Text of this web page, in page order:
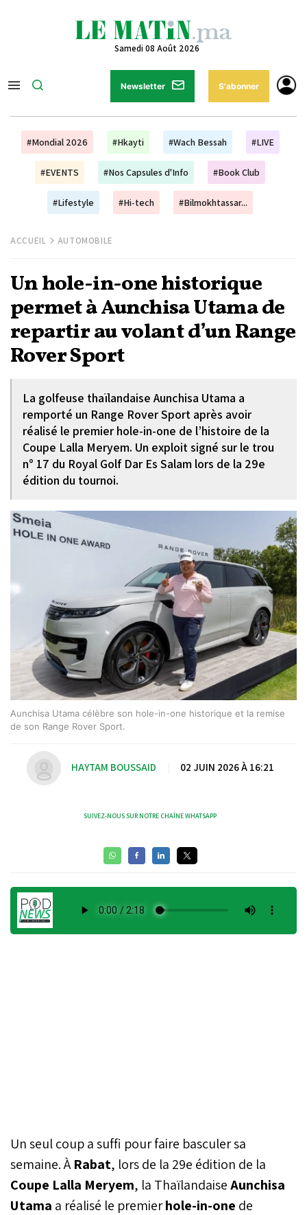
Samedi 08 Août 2026
Newsletter S'abonner
#Mondial 2026 #Hkayti #Wach Bessah #LIVE
#EVENTS #Nos Capsules d'Info #Book Club
#Lifestyle #Hi-tech #Bilmokhtassar...
ACCUEIL AUTOMOBILE
Un hole-in-one historique
permet à Aunchisa Utama de
repartir au volant d’un Range
Rover Sport
La golfeuse thaïlandaise Aunchisa Utama a
remporté un Range Rover Sport après avoir
réalisé le premier hole-in-one de l’histoire de la
Coupe Lalla Meryem. Un exploit signé sur le trou
n° 17 du Royal Golf Dar Es Salam lors de la 29e
édition du tournoi.
Aunchisa Utama célèbre son hole-in-one historique et la remise
de son Range Rover Sport.
HAYTAM BOUSSAID 02 JUIN 2026 À 16:21
SUIVEZ-NOUS SUR NOTRE CHAÎNE WHATSAPP
Un seul coup a suffi pour faire basculer sa
semaine. ÀRabat, lors de la 29e édition de la
Coupe Lalla Meryem, la ThaïlandaiseAunchisa
Utama a réalisé le premierhole-in-one de